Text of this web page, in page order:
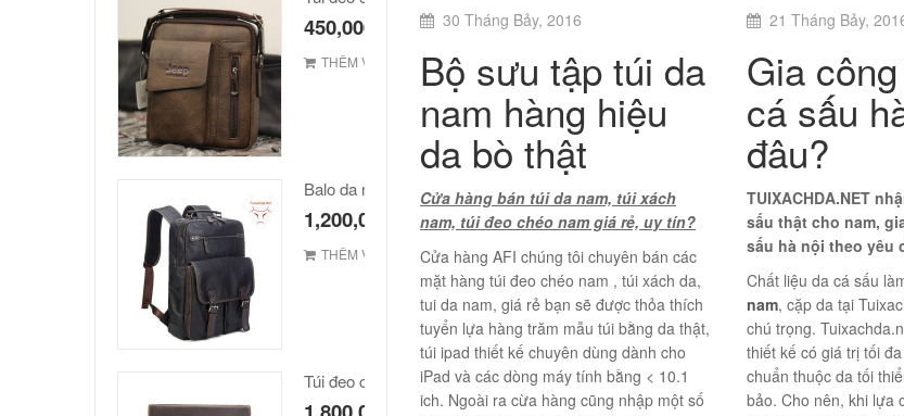
450,000
THÊM VÀO GIỎ
Balo da nam hàn quốc cao cấp
1,200,000
THÊM VÀO GIỎ
Túi đeo chéo nam công sở da bò sáp đựng tài liệu A4 KT57
30 Tháng Bảy, 2016
Bộ sưu tập túi da
nam hàng hiệu
da bò thật
Cửa hàng bán túi da nam, túi xách
nam, túi đeo chéo nam giá rẻ, uy tín?
Cửa hàng AFI chúng tôi chuyên bán các
mặt hàng túi đeo chéo nam , túi xách da,
tui da nam, giá rẻ bạn sẽ được thỏa thích
tuyển lựa hàng trăm mẫu túi bằng da thật,
túi ipad thiết kế chuyên dùng dành cho
iPad và các dòng máy tính bằng < 10.1
ich. Ngoài ra cừa hàng cũng nhập một số
21 Tháng Bảy,
Gia
cá sấu
đâu?
TUIXACHDA.NET
sấu thật cho nam,
sấu hà nội theo yêu
Chất liệu da cá sấu
nam, cặp da tại
chú trọng.
thiết kế có giá trị tối
chuẩn thuộc da tối
bảo. Cho nên, khi lựa